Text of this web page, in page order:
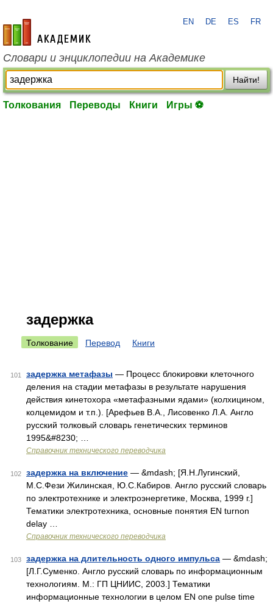
academic.ru
EN DE ES FR
Словари и энциклопедии на Академике
Найти!
Толкования Переводы Книги Игры ⚽
задержка
Толкование Перевод Книги
101 задержка метафазы — Процесс блокировки клеточного
деления на стадии метафазы в результате нарушения
действия кинетохора «метафазными ядами» (колхицином,
колцемидом и т.п.). [Арефьев В.А., Лисовенко Л.А. Англо
русский толковый словарь генетических терминов
1995&#8230; …
Справочник технического переводчика
102 задержка на включение — &mdash; [Я.Н.Лугинский,
М.С.Фези Жилинская, Ю.С.Кабиров. Англо русский словарь
по электротехнике и электроэнергетике, Москва, 1999 г.]
Тематики электротехника, основные понятия EN turnon
delay …
Справочник технического переводчика
103 задержка на длительность одного импульса — &mdash;
[Л.Г.Суменко. Англо русский словарь по информационным
технологиям. М.: ГП ЦНИИС, 2003.] Тематики
информационные технологии в целом EN one pulse time